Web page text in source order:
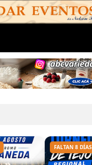
FALTAN 8 DÍAS